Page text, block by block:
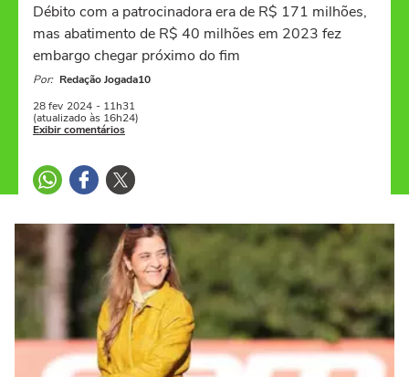
Débito com a patrocinadora era de R$ 171 milhões,
mas abatimento de R$ 40 milhões em 2023 fez
embargo chegar próximo do fim
Por: Redação Jogada10
28 fev 2024 - 11h31
(atualizado às 16h24)
Exibir comentários